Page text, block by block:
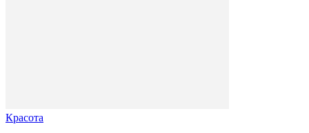
Красота